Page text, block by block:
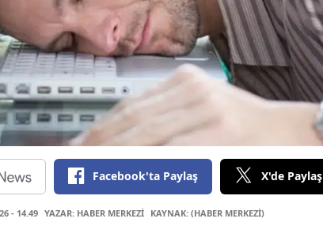
Facebook'ta Paylaş X'de Paylaş
- 14.49 YAZAR: HABER MERKEZİ KAYNAK: (HABER MERKEZİ)